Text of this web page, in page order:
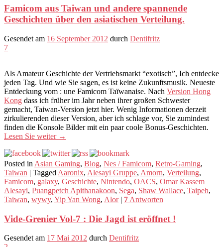
Famicom aus Taiwan und andere spannende
Geschichten über den asiatischen Verteilung.
Gesendet am 16 September 2012 durch Dentifritz
7
Als Amateur Geschichte der Vertriebsmarkt “exotisch”, Ich entdecke
jeden Tag. Und wie Sie sagen, es ist keine Zukunftsmusik. Neueste
Entdeckung vom : une Famicom Taïwanaise. Nach Version Hong
Kong dass ich früher im Jahr neben ihrer großen Schwester
gemacht, Taiwan-Version jetzt hier. Wenig Informationen derzeit
zirkulierenden dieser Version, aber ich schlage vor, Sie zumindest
finden die Konsole Bilder mit ein paar coole Bonus-Geschichten.
Lesen Sie weiter →
Posted in Asian Gaming, Blog, Nes / Famicom, Retro-Gaming,
Taiwan | Tagged Aaronix, Alesayi Gruppe, Amorn, Verteilung,
Famicom, galaxy, Geschichte, Nintendo, OACS, Omar Kassem
Alesayi, Puangpetch Apithanakoon, Sega, Shaw Wallace, Taipeh,
Taiwan, wywy, Yip Yan Wong, Alor | 7 Antworten
Vide-Grenier Vol-7 : Die Jagd ist eröffnet !
Gesendet am 17 Mai 2012 durch Dentifritz